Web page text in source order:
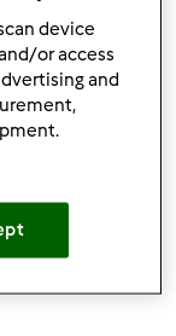
aby dodawać
17.11.2014
device
or access
and